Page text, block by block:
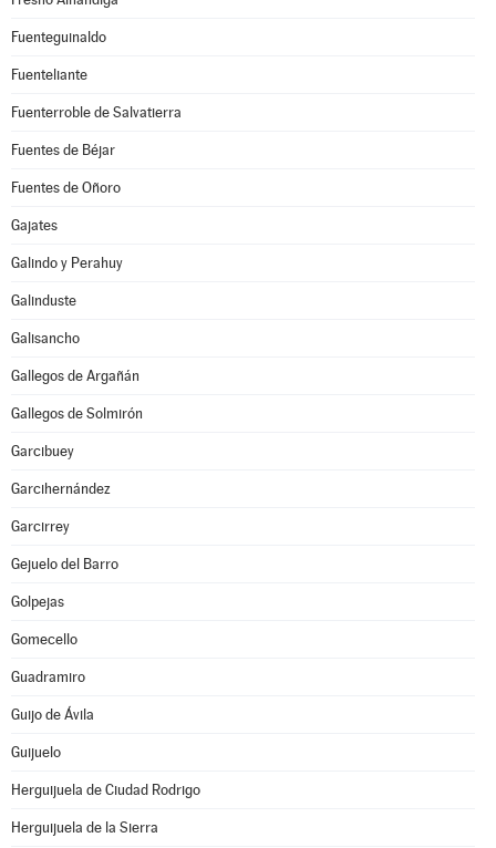
Fuenteguinaldo
Fuenteliante
Fuenterroble de Salvatierra
Fuentes de Béjar
Fuentes de Oñoro
Gajates
Galindo y Perahuy
Galinduste
Galisancho
Gallegos de Argañán
Gallegos de Solmirón
Garcibuey
Garcihernández
Garcirrey
Gejuelo del Barro
Golpejas
Gomecello
Guadramiro
Guijo de Ávila
Guijuelo
Herguijuela de Ciudad Rodrigo
Herguijuela de la Sierra